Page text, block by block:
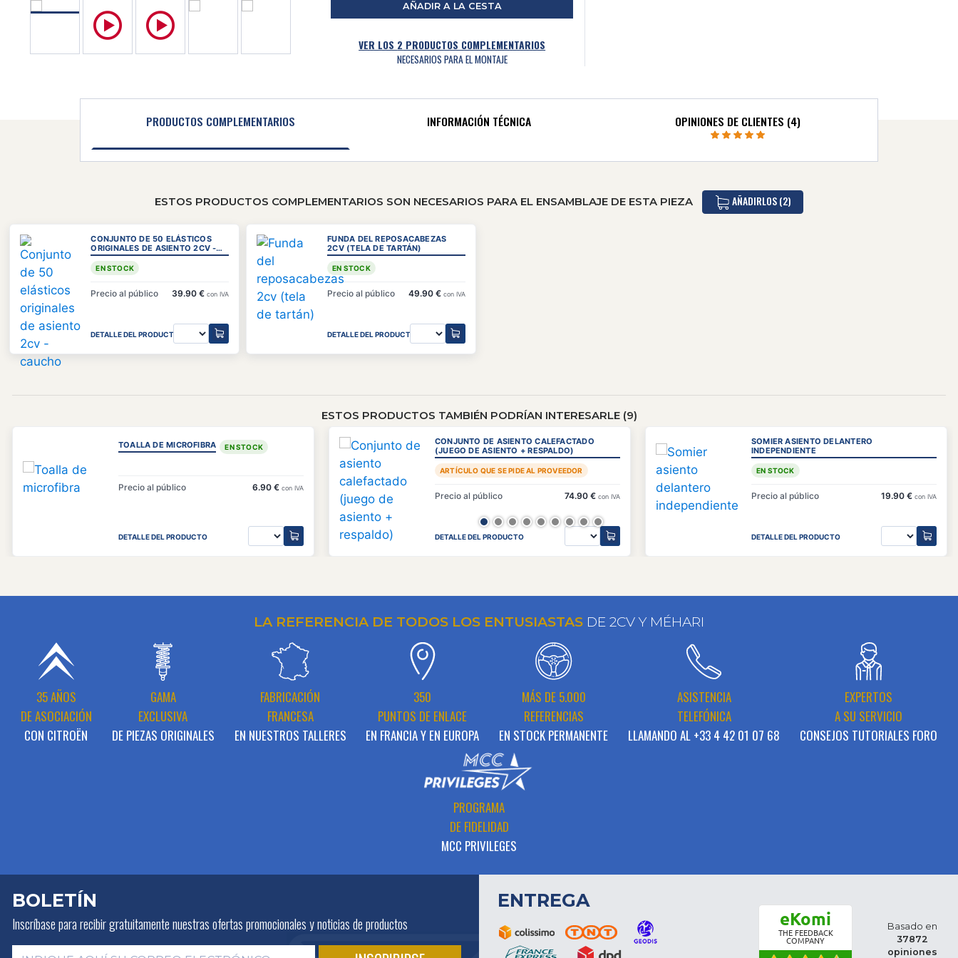
AÑADIR A LA CESTA
VER LOS 2 PRODUCTOS COMPLEMENTARIOS
NECESARIOS PARA EL MONTAJE
PRODUCTOS COMPLEMENTARIOS INFORMACIÓN TÉCNICA OPINIONES DE CLIENTES (4)
ESTOS PRODUCTOS COMPLEMENTARIOS SON NECESARIOS PARA EL ENSAMBLAJE DE ESTA PIEZA AÑADIRLOS (2)
CONJUNTO DE 50 ELÁSTICOS
ORIGINALES DE ASIENTO 2CV -
CAUCHO
EN STOCK
Precio al público 39.90 € con IVA
DETALLE DEL PRODUCTO
FUNDA DEL REPOSACABEZAS
2CV (TELA DE TARTÁN)
EN STOCK
Precio al público 49.90 € con IVA
DETALLE DEL PRODUCTO
ESTOS PRODUCTOS TAMBIÉN PODRÍAN INTERESARLE (9)
TOALLA DE MICROFIBRA EN STOCK
Precio al público 6.90 € con IVA
DETALLE DEL PRODUCTO
CONJUNTO DE ASIENTO CALEFACTADO
(JUEGO DE ASIENTO + RESPALDO)
ARTÍCULO QUE SE PIDE AL PROVEEDOR
Precio al público 74.90 € con IVA
DETALLE DEL PRODUCTO
SOMIER ASIENTO DELANTERO
INDEPENDIENTE
EN STOCK
Precio al público 19.90 € con IVA
DETALLE DEL PRODUCTO
LA REFERENCIA DE TODOS LOS ENTUSIASTAS DE 2CV Y MÉHARI
35 AÑOS
DE ASOCIACIÓN
CON CITROËN
GAMA
EXCLUSIVA
DE PIEZAS ORIGINALES
FABRICACIÓN
FRANCESA
EN NUESTROS TALLERES
350
PUNTOS DE ENLACE
EN FRANCIA Y EN EUROPA
MÁS DE 5.000
REFERENCIAS
EN STOCK PERMANENTE
ASISTENCIA
TELEFÓNICA
LLAMANDO AL +33 4 42 01 07 68
EXPERTOS
A SU SERVICIO
CONSEJOS TUTORIALES FORO
PROGRAMA
DE FIDELIDAD
MCC PRIVILEGES
BOLETÍN
Inscríbase para recibir gratuitamentenuestras ofertas promocionales y noticias de productos
ENTREGA
eKomi
THE FEEDBACK
COMPANY
Basado en
37872
opiniones